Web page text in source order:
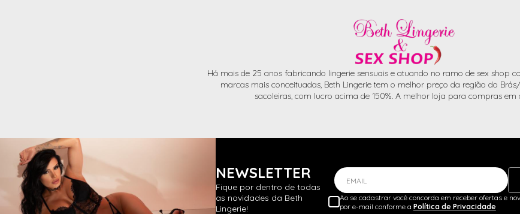
Há mais de 25 anos fabricando lingerie sensuais e atuando no ramo de sex shop
marcas mais conceituadas, Beth Lingerie tem o melhor preço da região do
sacoleiras, com lucro acima de 150%. A melhor loja para compras em
NEWSLETTER
Fique por dentro de todas
as novidades da Beth
Lingerie!
EMAIL
Ao se cadastrar você concorda em receber ofertas e
por e-mail conforme a Política de Privacidade